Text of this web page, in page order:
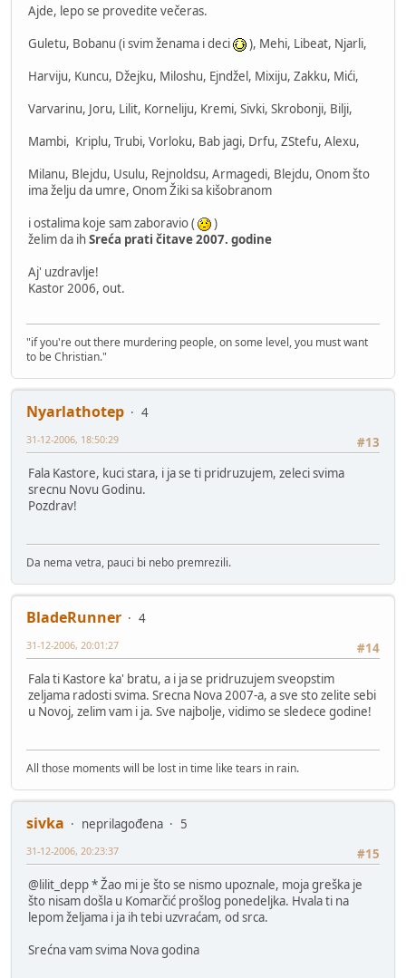
Ajde, lepo se provedite večeras.
Guletu, Bobanu (i svim ženama i deci
), Mehi, Libeat, Njarli,
Harviju, Kuncu, Džejku, Miloshu, Ejndžel, Mixiju, Zakku, Mići,
Varvarinu, Joru, Lilit, Korneliju, Kremi, Sivki, Skrobonji, Bilji,
Mambi, Kriplu, Trubi, Vorloku, Bab jagi, Drfu, ZStefu, Alexu,
Milanu, Blejdu, Usulu, Rejnoldsu, Armagedi, Blejdu, Onom što
ima želju da umre, Onom Žiki sa kišobranom
i ostalima koje sam zaboravio (
)
želim da ihSreća prati čitave 2007. godine
Aj' uzdravlje!
Kastor 2006, out.
"if you're out there murdering people, on some level, you must want
to be Christian."
Nyarlathotep
4
#13
31-12-2006, 18:50:29
Fala Kastore, kuci stara, i ja se ti pridruzujem, zeleci svima
srecnu Novu Godinu.
Pozdrav!
Da nema vetra, pauci bi nebo premrezili.
BladeRunner
4
#14
31-12-2006, 20:01:27
Fala ti Kastore ka' bratu, a i ja se pridruzujem sveopstim
zeljama radosti svima. Srecna Nova 2007-a, a sve sto zelite sebi
u Novoj, zelim vam i ja. Sve najbolje, vidimo se sledece godine!
All those moments will be lost in time like tears in rain.
sivka neprilagođena
5
#15
31-12-2006, 20:23:37
@lilit_depp * Žao mi je što se nismo upoznale, moja greška je
što nisam došla u Komarčić prošlog ponedeljka. Hvala ti na
lepom željama i ja ih tebi uzvraćam, od srca.
Srećna vam svima Nova godina